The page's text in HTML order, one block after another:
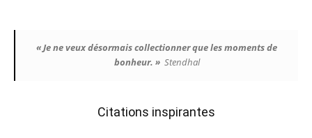
« Je ne veux désormais collectionner que les moments de
bonheur. »Stendhal
Citations inspirantes